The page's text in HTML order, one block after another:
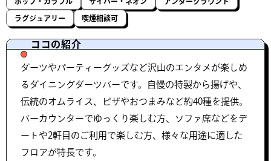
ラグジュアリー 喫煙相談可
ココの紹介
ダーツやパーティーグッズなど沢山のエンタメが楽しめ
るダイニングダーツバーです。自慢の特製から揚げや、
伝統のオムライス、ピザやおつまみなど約40種を提供。
バーカウンターでゆっくり楽しむ方、ソファ席などをデ
ートや2軒目のご利用で楽しむ方、様々な用途に適した
フロアが特長です。